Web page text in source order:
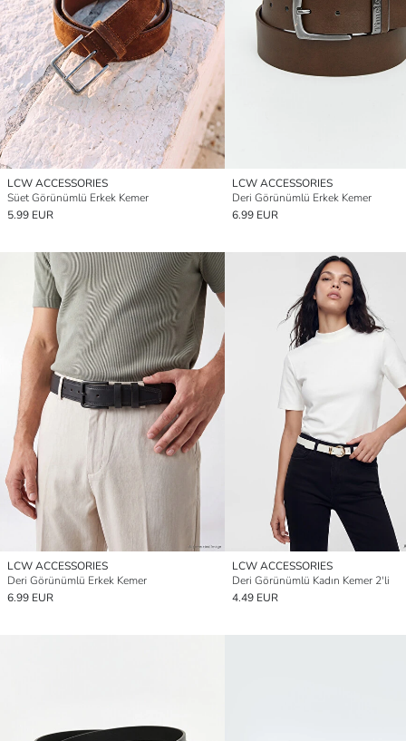
LCW ACCESSORIES
Süet Görünümlü Erkek Kemer
5.99 EUR
LCW ACCESSORIES
Deri Görünümlü Erkek Kemer
6.99 EUR
LCW ACCESSORIES
Deri Görünümlü Erkek Kemer
6.99 EUR
LCW ACCESSORIES
Deri Görünümlü Kadın Kemer 2'li
4.49 EUR